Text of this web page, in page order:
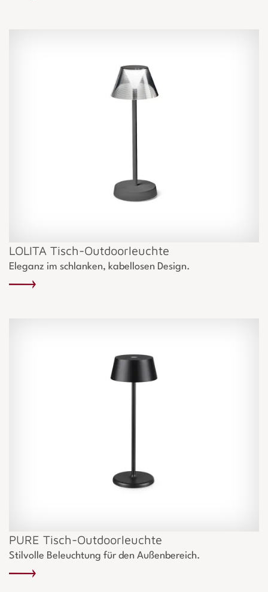
LOLITA Tisch-Outdoorleuchte
Eleganz im schlanken, kabellosen Design.
PURE Tisch-Outdoorleuchte
Stilvolle Beleuchtung für den Außenbereich.